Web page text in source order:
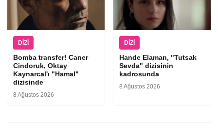
DIZI
Bomba transfer! Caner
Cindoruk, Oktay
Kaynarcal'ı "Hamal"
dizisinde
8 Ağustos 2026
DIZI
Hande Elaman, "Tutsak
Sevda" dizisinin
kadrosunda
8 Ağustos 2026